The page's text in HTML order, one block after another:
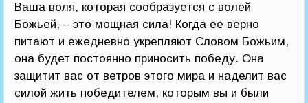
Ваша воля, которая сообразуется с волей
Божьей, – это мощная сила! Когда ее верно
питают и ежедневно укрепляют Словом Божьим,
она будет постоянно приносить победу. Она
защитит вас от ветров этого мира и наделит вас
силой жить победителем, которым вы и были